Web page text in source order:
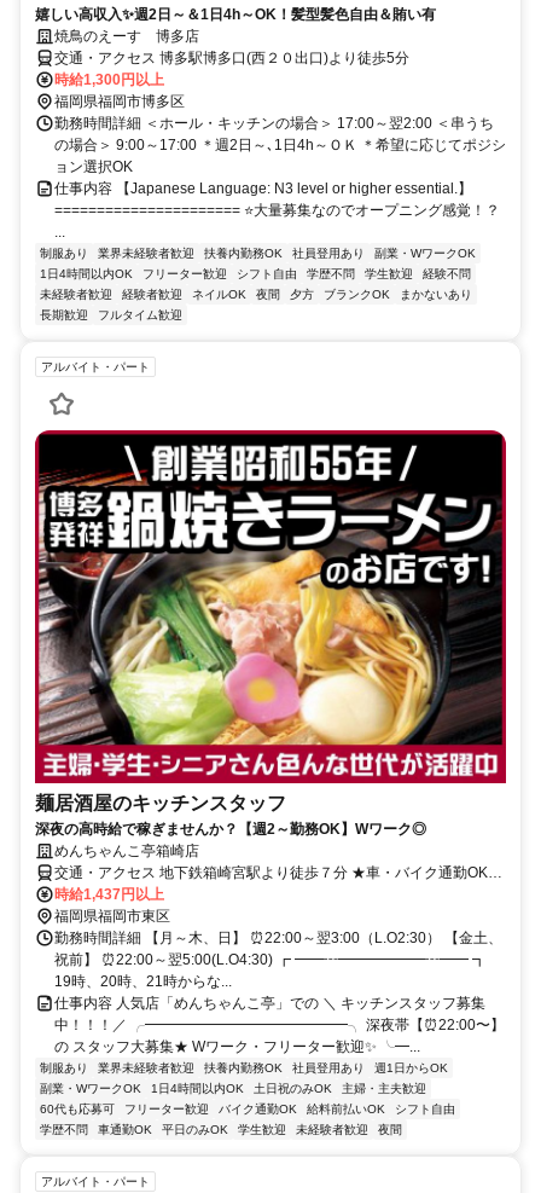
嬉しい高収入✨週2日～＆1日4h～OK！髪型髪色自由＆賄い有
焼鳥のえーす 博多店
交通・アクセス 博多駅博多口(西２０出口)より徒歩5分
時給1,300円以上
福岡県福岡市博多区
勤務時間詳細 ＜ホール・キッチンの場合＞ 17:00～翌2:00 ＜串うち
の場合＞ 9:00～17:00 ＊週2日～､1日4h～ＯＫ ＊希望に応じてポジシ
ョン選択OK
仕事内容 【Japanese Language: N3 level or higher essential.】
====================== ⭐大量募集なのでオープニング感覚！？
...
制服あり 業界未経験者歓迎 扶養内勤務OK 社員登用あり
副業・WワークOK
1日4時間以内OK
フリーター歓迎 シフト自由 学歴不問 学生歓迎
経験不問
未経験者歓迎
経験者歓迎 ネイルOK 夜間 夕方 ブランクOK
まかないあり
長期歓迎
フルタイム歓迎
アルバイト・パート
麺居酒屋のキッチンスタッフ
深夜の高時給で稼ぎませんか？【週2～勤務OK】Wワーク◎
めんちゃんこ亭箱崎店
交通・アクセス 地下鉄箱崎宮駅より徒歩７分 ★車・バイク通勤OK★
交通費規定支給
時給1,437円以上
福岡県福岡市東区
勤務時間詳細 【月～木、日】 ⏰22:00～翌3:00（L.O2:30） 【金土、
祝前】 ⏰22:00～翌5:00(L.O4:30) ┏ ━━┅━━━━━━┅━━ ┓
19時、20時、21時からな...
仕事内容 人気店「めんちゃんこ亭」での ＼ キッチンスタッフ募集
中！！！／ ╭━━━━━━━━━━━━━━╮ 深夜帯【⏰22:00〜】
の スタッフ大募集★ Wワーク・フリーター歓迎✨ ╰━...
制服あり 業界未経験者歓迎 扶養内勤務OK 社員登用あり
週1日からOK
副業・WワークOK
1日4時間以内OK 土日祝のみOK
主婦・主夫歓迎
60代も応募可
フリーター歓迎 バイク通勤OK 給料前払いOK
シフト自由
学歴不問
車通勤OK 平日のみOK 学生歓迎 未経験者歓迎 夜間
アルバイト・パート